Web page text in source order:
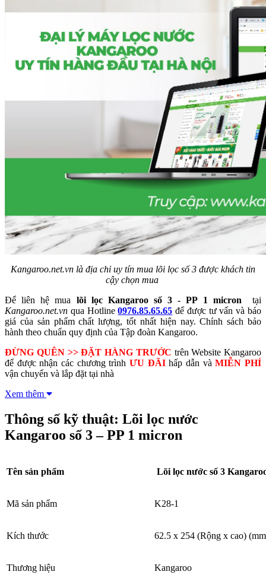
Kangaroo.net.vn là địa chỉ uy tín mua lõi lọc số 3 được khách tin
cậy chọn mua
Để liên hệ mua lõi lọc Kangaroo số 3 - PP 1 micron tại
Kangaroo.net.vn qua Hotline0976.85.65.65 để được tư vấn và báo
giá của sản phẩm chất lượng, tốt nhất hiện nay.Chính sách bảo
hành theo chuẩn quy định của Tập đoàn Kangaroo.
ĐỪNG QUÊN >> ĐẶT HÀNG TRƯỚC trên Website Kangaroo
để được nhận các chương trình ƯU ĐÃI hấp dẫn vàMIỄN PHÍ
vận chuyển và lắp đặt tại nhà
Xem thêm
Thông số kỹ thuật: Lõi lọc nước
Kangaroo số 3 – PP 1 micron
Tên sản phẩm Lõi lọc nước số 3
Mã sản phẩm K28-1
Kích thước 62.5 x 254 (Rộng x cao)
Thương hiệu Kangaroo